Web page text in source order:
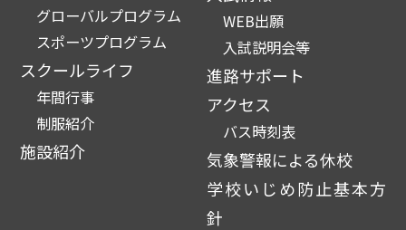
グローバルプログラム
スポーツプログラム
スクールライフ
年間行事
制服紹介
施設紹介
WEB出願
入試説明会等
進路サポート
アクセス
バス時刻表
気象警報による休校
学校いじめ防止基本方
針